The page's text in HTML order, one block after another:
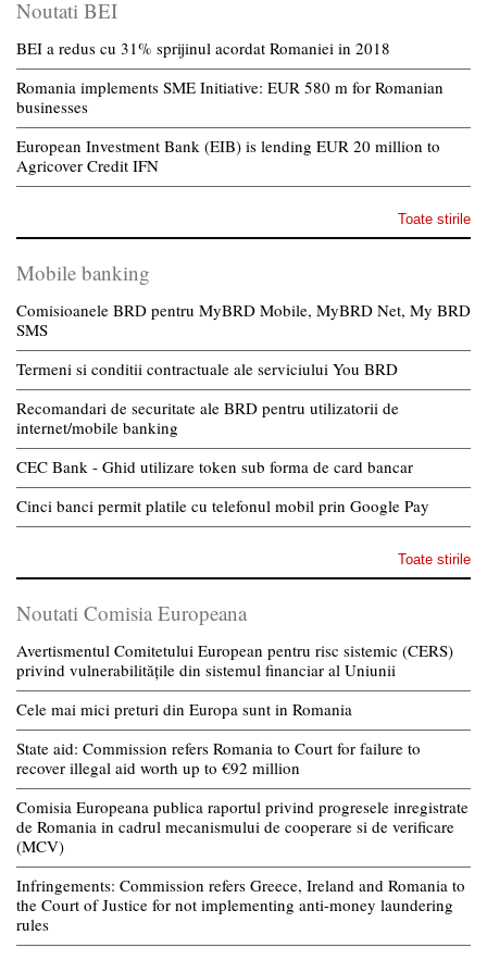
Noutati BEI
BEI a redus cu 31% sprijinul acordat Romaniei in 2018
Romania implements SME Initiative: EUR 580 m for Romanian
businesses
European Investment Bank (EIB) is lending EUR 20 million to
Agricover Credit IFN
Toate stirile
Mobile banking
Comisioanele BRD pentru MyBRD Mobile, MyBRD Net, My BRD
SMS
Termeni si conditii contractuale ale serviciului You BRD
Recomandari de securitate ale BRD pentru utilizatorii de
internet/mobile banking
CEC Bank - Ghid utilizare token sub forma de card bancar
Cinci banci permit platile cu telefonul mobil prin Google Pay
Toate stirile
Noutati Comisia Europeana
Avertismentul Comitetului European pentru risc sistemic (CERS)
privind vulnerabilitățile din sistemul financiar al Uniunii
Cele mai mici preturi din Europa sunt in Romania
State aid: Commission refers Romania to Court for failure to
recover illegal aid worth up to €92 million
Comisia Europeana publica raportul privind progresele inregistrate
de Romania in cadrul mecanismului de cooperare si de verificare
(MCV)
Infringements: Commission refers Greece, Ireland and Romania to
the Court of Justice for not implementing anti-money laundering
rules